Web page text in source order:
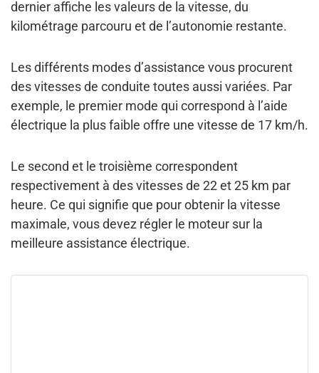
dernier affiche les valeurs de la vitesse, du
kilométrage parcouru et de l’autonomie restante.
Lesdifférents modes d’assistance vous procurent
des vitesses de conduite toutes aussi variées. Par
exemple, le premier mode qui correspond à l’aide
électrique la plus faible offre une vitesse de 17 km/h.
Le second et le troisième correspondent
respectivement à des vitesses de 22 et 25 km par
heure. Ce qui signifie que pour obtenir la vitesse
maximale, vous devez régler le moteur sur la
meilleure assistance électrique.